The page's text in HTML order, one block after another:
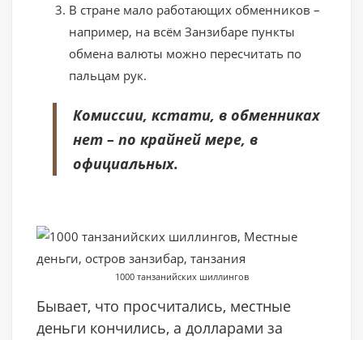
В стране мало работающих обменников –
например, на всём Занзибаре пункты
обмена валюты можно пересчитать по
пальцам рук.
Комиссии, кстати, в обменниках
нет – по крайней мере, в
официальных.
1000 танзанийских шиллингов
Бывает, что просчитались, местные
деньги кончились, а долларами за